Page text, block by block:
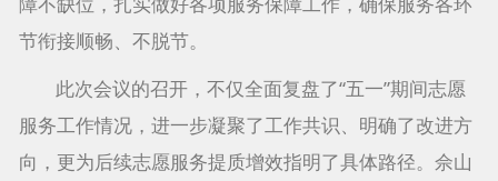
节衔接顺畅、不脱节。
此次会议的召开，不仅全面复盘了“五一”期间志愿
服务工作情况，进一步凝聚了工作共识、明确了改进方
向，更为后续志愿服务提质增效指明了具体路径。佘山